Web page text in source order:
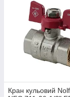
Кран кульовий